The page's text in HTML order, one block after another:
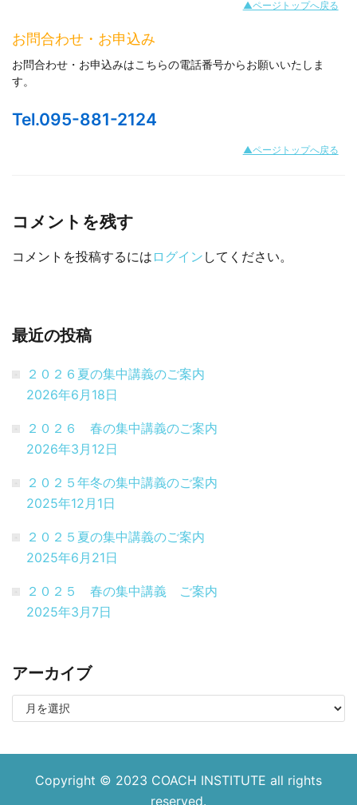
▲ページトップへ戻る
お問合わせ・お申込み
お問合わせ・お申込みはこちらの電話番号からお願いいたしま
す。
Tel.095-881-2124
▲ページトップへ戻る
コメントを残す
コメントを投稿するには ログイン してください。
最近の投稿
２０２６夏の集中講義のご案内
2026年6月18日
２０２６ 春の集中講義のご案内
2026年3月12日
２０２５年冬の集中講義のご案内
2025年12月1日
２０２５夏の集中講義のご案内
2025年6月21日
２０２５ 春の集中講義 ご案内
2025年3月7日
アーカイブ
Copyright © 2023 COACH INSTITUTE all rights
reserved.